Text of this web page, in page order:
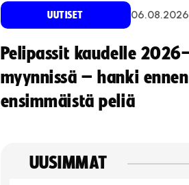
UUTISET 06.08.2026
Pelipassit kaudelle
myynnissä – hanki ennen
ensimmäistä peliä
UUSIMMAT